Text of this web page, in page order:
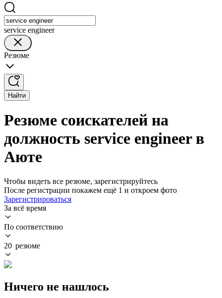
service engineer
Резюме
Найти
Резюме соискателей на
должность service engineer в
Аюте
Чтобы видеть все резюме, зарегистрируйтесь
После регистрации покажем ещё 1 и откроем фото
Зарегистрироваться
За всё время
По соответствию
20 резюме
Ничего не нашлось